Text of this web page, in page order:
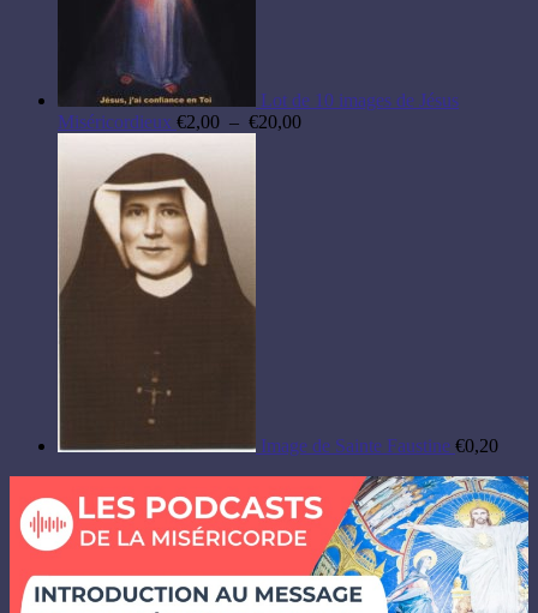
Lot de 10 images de Jésus
Miséricordieux €2,00 – €20,00Plage
Image de Sainte Faustine €0,20